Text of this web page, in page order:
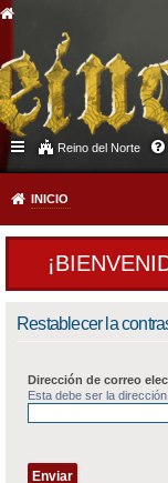
Reino del Norte
INICIO
Restablecer la
Dirección de correo
Esta debe ser la